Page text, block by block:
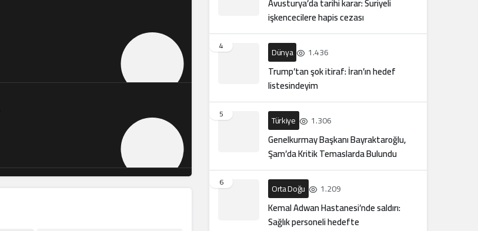
işkencecilere hapis cezası
4 Dünya 1.436
Trump’tan şok itiraf: İran’ın hedef
listesindeyim
5 Türkiye 1.306
Genelkurmay Başkanı Bayraktaroğlu,
Şam’da Kritik Temaslarda Bulundu
6 Orta Doğu 1.209
Kemal Adwan Hastanesi’nde saldırı:
Sağlık personeli hedefte